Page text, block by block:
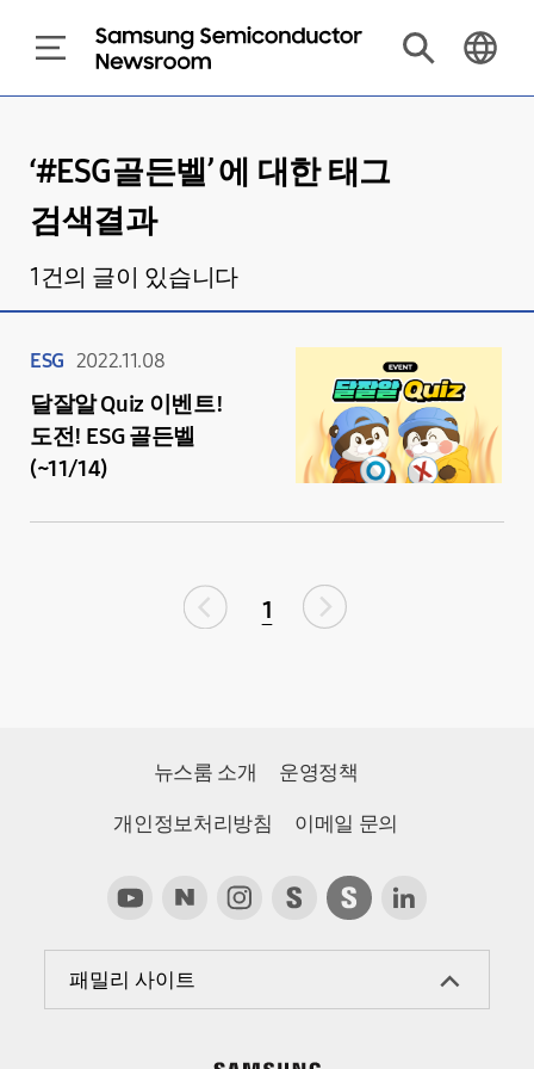
‘#ESG골든벨’ 에 대한 태그
검색결과
1 건의 글이 있습니다
ESG 2022.11.08
달잘알 Quiz 이벤트!
도전! ESG 골든벨
(~11/14)
1
뉴스룸 소개 운영정책
개인정보처리방침 이메일 문의
패밀리 사이트